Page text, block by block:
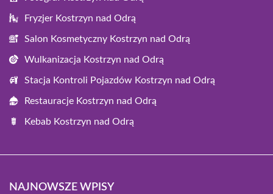
Fryzjer Kostrzyn nad Odrą
Salon Kosmetyczny Kostrzyn nad Odrą
Wulkanizacja Kostrzyn nad Odrą
Stacja Kontroli Pojazdów Kostrzyn nad Odrą
Restauracje Kostrzyn nad Odrą
Kebab Kostrzyn nad Odrą
NAJNOWSZE WPISY